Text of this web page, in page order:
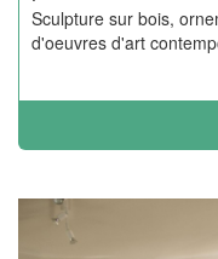
Sculpture sur bois,
d'oeuvres d'art